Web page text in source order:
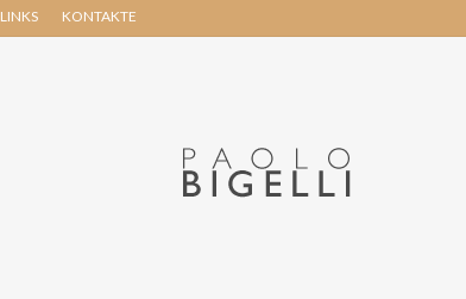
LINKS KONTAKTE